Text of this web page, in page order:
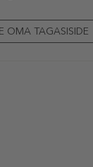
OMA TAGASISIDE